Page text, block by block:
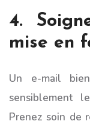
4.
mise en
Un e-mail
sensiblement
Prenez soin de